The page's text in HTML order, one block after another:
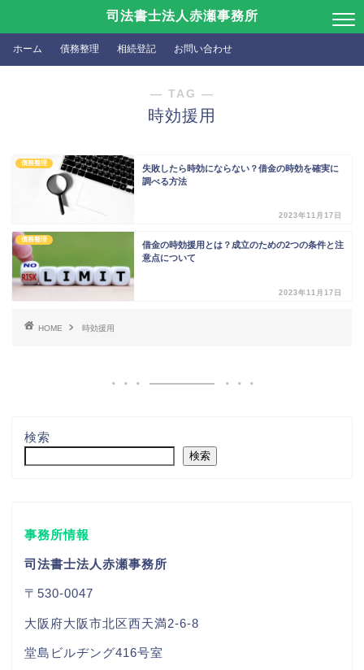
司法書士法人赤瀬事務所
ホーム 債務整理 相続登記 お問い合わせ
― TAG ―
時効援用
債務整理
失敗したら時効にならない？借金の時効を確実に
調べる方法
2023年11月17日
債務整理
借金の時効援用とは？成立のための2つの条件と注
意点について
2023年11月17日
HOME 時効援用
検索
検索
事務所情報
司法書士法人赤瀬事務所
〒530-0047
大阪府大阪市北区西天満2-6-8
堂島ビルヂング416号室